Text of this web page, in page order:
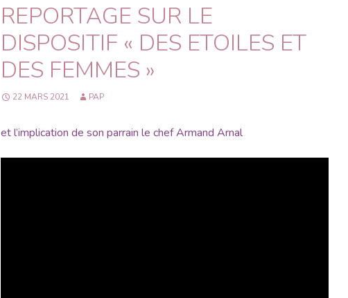
REPORTAGE SUR LE
DISPOSITIF « DES ETOILES ET
DES FEMMES »
22 MARS 2021 PAP
et l’implication de son parrain le chef Armand Arnal